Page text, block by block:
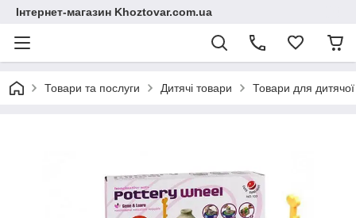
Інтернет-магазин Khoztovar.com.ua
Товари та послуги Дитячі товари Товари для дитячої